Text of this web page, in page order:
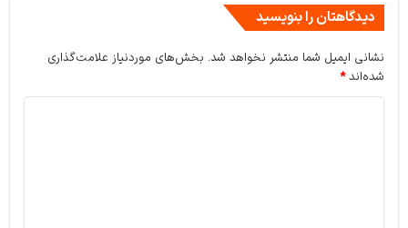
دیدگاهتان را بنویسید
نشانی ایمیل شما منتشر نخواهد شد. بخش‌های موردنیاز علامت‌گذاری
شده‌اند*